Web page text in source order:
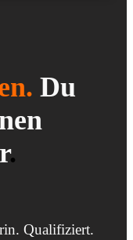
Du
.
Qualifiziert.